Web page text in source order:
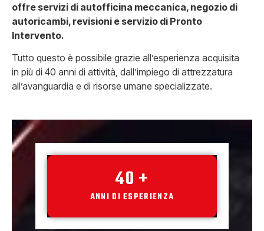
40 +
ANNI DI ESPERIENZA
offre servizi di autofficina meccanica, negozio di
autoricambi, revisioni e servizio di Pronto
Intervento.
Tutto questo è possibile grazie all’esperienza acquisita
in più di 40 anni di attività, dall’impiego di attrezzatura
all’avanguardia e di risorse umane specializzate.